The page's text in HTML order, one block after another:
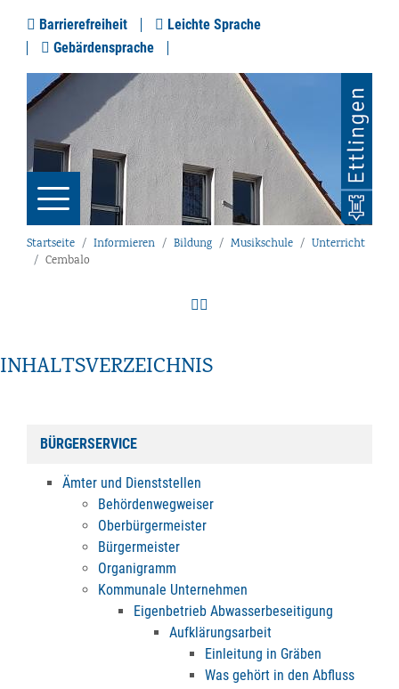
Barrierefreiheit
Leichte Sprache
Gebärdensprache
Startseite Informieren Bildung Musikschule
Unterricht
Cembalo
INHALTSVERZEICHNIS
BÜRGERSERVICE
Ämter und Dienststellen
Behördenwegweiser
Oberbürgermeister
Bürgermeister
Organigramm
Kommunale Unternehmen
Eigenbetrieb Abwasserbeseitigung
Aufklärungsarbeit
Einleitung in Gräben
Was gehört in den Abfluss